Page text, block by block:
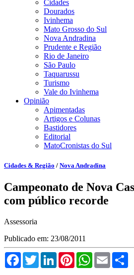
Cidades
Dourados
Ivinhema
Mato Grosso do Sul
Nova Andradina
Prudente e Região
Rio de Janeiro
São Paulo
Taquarussu
Turismo
Vale do Ivinhema
Opinião
Apimentadas
Artigos e Colunas
Bastidores
Editorial
MatoCronistas do Sul
Cidades & Região / Nova Andradina
Campeonato de Nova
com público recorde
Assessoria
Publicado em: 23/08/2011
FacebookTwitterLinkedInPinterestWhatsApp
Email